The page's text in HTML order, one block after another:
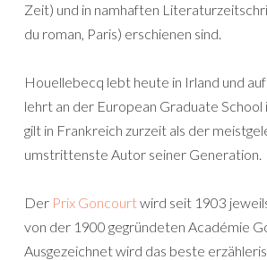
Zeit) und in namhaften
du roman, Paris) erschienen sind.
Houellebecq lebt heute in Irland und
lehrt an der European Graduate School
gilt in Frankreich zurzeit als der
umstrittenste Autor seiner Generation.
Der Prix Goncourtwird seit 1903
von der 1900 gegründeten Académie
Ausgezeichnet wird das beste